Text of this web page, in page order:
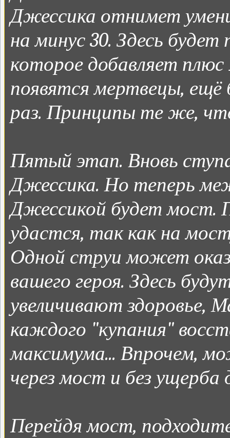
Джессика отнимет
на минус 30. Здесь
которое добавляет
появятся мертвецы, ещё
раз. Принципы те же,
Пятый этап. Вновь
Джессика. Но теперь
Джессикой будет мост.
удастся, так как на
Одной струи может
вашего героя. Здесь
увеличивают здоровье,
каждого "купания"
максимума... Впрочем,
через мост и без ущерба
Перейдя мост,